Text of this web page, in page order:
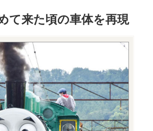
て来た頃の車体を再現